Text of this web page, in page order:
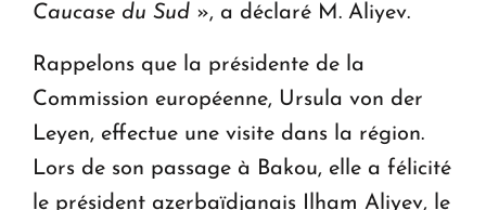
Caucase du Sud », a déclaré M. Aliyev.
Rappelons que la présidente de la
Commission européenne, Ursula von der
Leyen, effectue une visite dans la région.
Lors de son passage à Bakou, elle a félicité
le président azerbaïdjanais Ilham Aliyev, le